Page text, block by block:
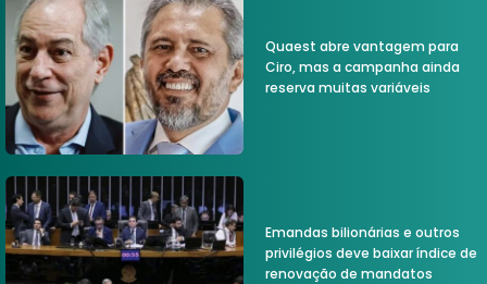
Quaest abre vantagem para
Ciro, mas a campanha ainda
reserva muitas variáveis
Emandas bilionárias e outros
privilégios deve baixar índice de
renovação de mandatos